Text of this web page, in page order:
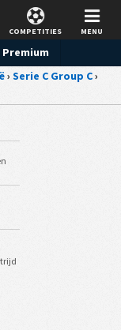
COMPETITIES MENU
Premium
› Serie C Group C›